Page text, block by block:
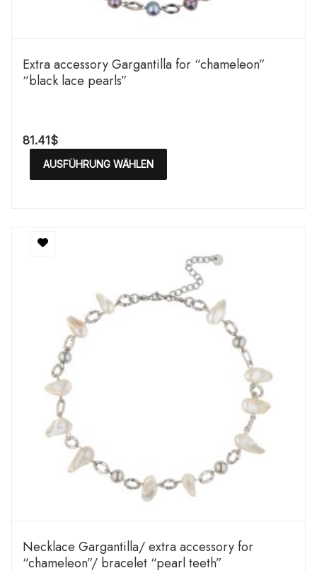
Extra accessory Gargantilla for “chameleon”
“black lace pearls”
81.41$
AUSFÜHRUNG WÄHLEN
Necklace Gargantilla/ extra accessory for
“chameleon”/ bracelet “pearl teeth”